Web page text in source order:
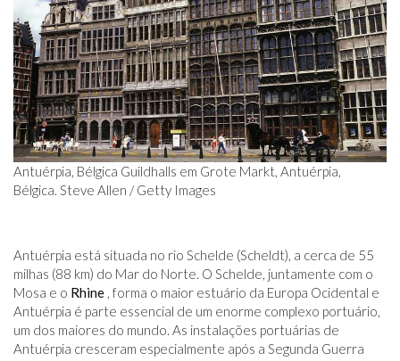
Antuérpia, Bélgica Guildhalls em Grote Markt, Antuérpia,
Bélgica. Steve Allen / Getty Images
Antuérpia está situada no rio Schelde (Scheldt), a cerca de 55
milhas (88 km) do Mar do Norte. O Schelde, juntamente com o
Mosa e o Rhine , forma o maior estuário da Europa Ocidental e
Antuérpia é parte essencial de um enorme complexo portuário,
um dos maiores do mundo. As instalações portuárias de
Antuérpia cresceram especialmente após a Segunda Guerra